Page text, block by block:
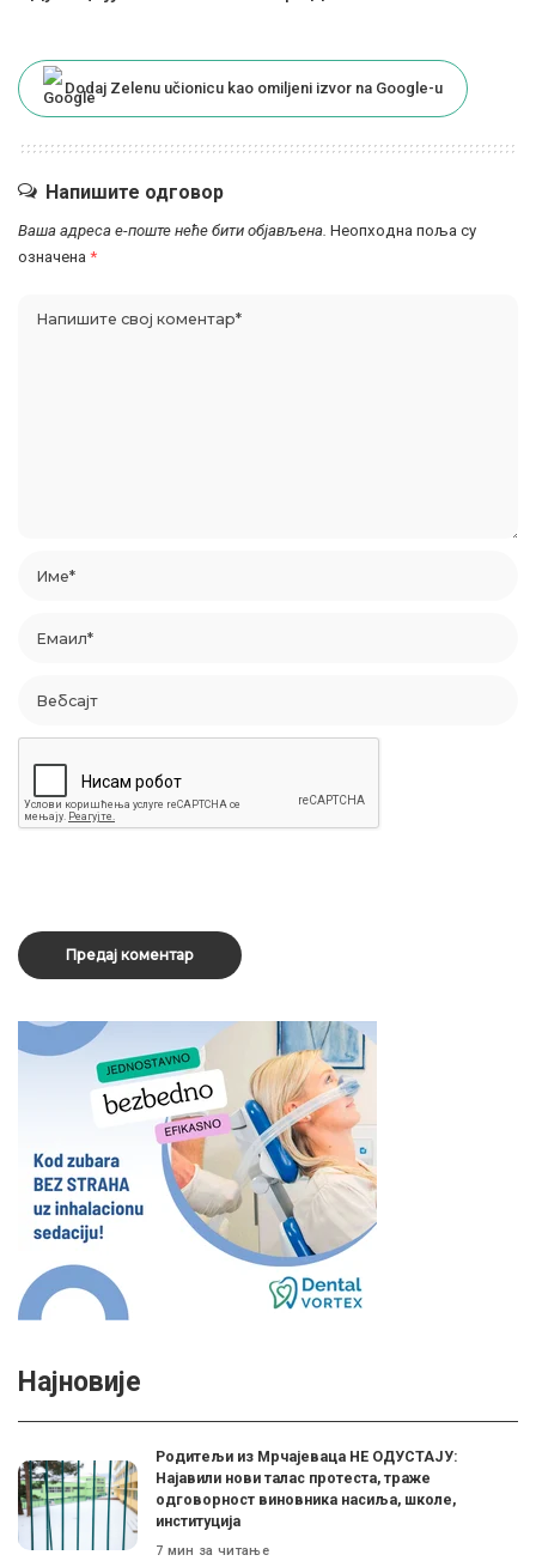
Dodaj Zelenu učionicu kao omiljeni izvor na Google-u
Напишите одговор
Ваша адреса е-поште неће бити објављена. Неопходна поља су
означена *
Најновије
Родитељи из Мрчајеваца НЕ ОДУСТАЈУ:
Најавили нови талас протеста, траже
одговорност виновника насиља, школе,
институција
7 мин за читање